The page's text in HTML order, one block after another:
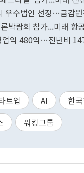
우수법인 선정…금감
박람회 참가...미래 항
업익 480억…전년비
트업 AI 한
워킹그룹